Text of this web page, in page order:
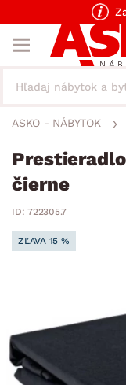
ASKO - NÁBYTOK
čierne
ID: 722305.7
ZĽAVA 15 %